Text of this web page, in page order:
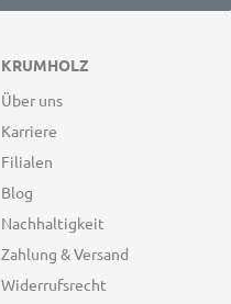
KRUMHOLZ
Über uns
Karriere
Filialen
Blog
Nachhaltigkeit
Zahlung & Versand
Widerrufsrecht